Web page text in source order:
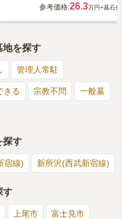
参考価格:26.3万円+墓石代
地を探す
管理人常駐
きる 宗教不問 一般墓
探す
宿線) 新所沢(西武新宿線)
す
上尾市 富士見市